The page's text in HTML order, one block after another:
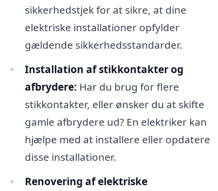
sikkerhedstjek for at sikre, at dine
elektriske installationer opfylder
gældende sikkerhedsstandarder.
Installation af stikkontakter og
afbrydere: Har du brug for flere
stikkontakter, eller ønsker du at skifte
gamle afbrydere ud? En elektriker kan
hjælpe med at installere eller opdatere
disse installationer.
Renovering af elektriske